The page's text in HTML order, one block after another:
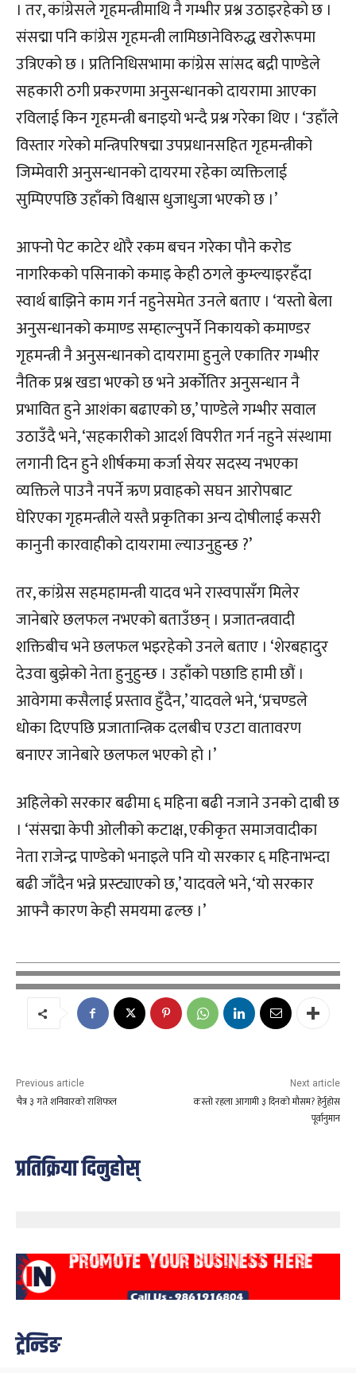
। तर, कांग्रेसले गृहमन्त्रीमाथि नै गम्भीर प्रश्न उठाइरहेको छ ।
संसद्मा पनि कांग्रेस गृहमन्त्री लामिछानेविरुद्ध खरोरूपमा
उत्रिएको छ । प्रतिनिधिसभामा कांग्रेस सांसद बद्री पाण्डेले
सहकारी ठगी प्रकरणमा अनुसन्धानको दायरामा आएका
रविलाई किन गृहमन्त्री बनाइयो भन्दै प्रश्न गरेका थिए । ‘उहाँले
विस्तार गरेको मन्त्रिपरिषद्मा उपप्रधानसहित गृहमन्त्रीको
जिम्मेवारी अनुसन्धानको दायरमा रहेका व्यक्तिलाई
सुम्पिएपछि उहाँको विश्वास धुजाधुजा भएको छ ।’
आफ्नो पेट काटेर थोरै रकम बचन गरेका पौने करोड
नागरिकको पसिनाको कमाइ केही ठगले कुम्ल्याइरहँदा
स्वार्थ बाझिने काम गर्न नहुनेसमेत उनले बताए । ‘यस्तो बेला
अनुसन्धानको कमाण्ड सम्हाल्नुपर्ने निकायको कमाण्डर
गृहमन्त्री नै अनुसन्धानको दायरामा हुनुले एकातिर गम्भीर
नैतिक प्रश्न खडा भएको छ भने अर्कोतिर अनुसन्धान नै
प्रभावित हुने आशंका बढाएको छ,’ पाण्डेले गम्भीर सवाल
उठाउँदै भने, ‘सहकारीको आदर्श विपरीत गर्न नहुने संस्थामा
लगानी दिन हुने शीर्षकमा कर्जा सेयर सदस्य नभएका
व्यक्तिले पाउनै नपर्ने ऋण प्रवाहको सघन आरोपबाट
घेरिएका गृहमन्त्रीले यस्तै प्रकृतिका अन्य दोषीलाई कसरी
कानुनी कारवाहीको दायरामा ल्याउनुहुन्छ ?’
तर, कांग्रेस सहमहामन्त्री यादव भने रास्वपासँग मिलेर
जानेबारे छलफल नभएको बताउँछन् । प्रजातन्त्रवादी
शक्तिबीच भने छलफल भइरहेको उनले बताए । ‘शेरबहादुर
देउवा बुझेको नेता हुनुहुन्छ । उहाँको पछाडि हामी छौं ।
आवेगमा कसैलाई प्रस्ताव हुँदैन,’ यादवले भने, ‘प्रचण्डले
धोका दिएपछि प्रजातान्त्रिक दलबीच एउटा वातावरण
बनाएर जानेबारे छलफल भएको हो ।’
अहिलेको सरकार बढीमा ६ महिना बढी नजाने उनको दाबी छ
। ‘संसद्मा केपी ओलीको कटाक्ष, एकीकृत समाजवादीका
नेता राजेन्द्र पाण्डेको भनाइले पनि यो सरकार ६ महिनाभन्दा
बढी जाँदैन भन्ने प्रस्ट्याएको छ,’ यादवले भने, ‘यो सरकार
आफ्नै कारण केही समयमा ढल्छ ।’
Previous article
चैत्र ३ गते शनिवारको राशिफल
Next article
कस्तो रहला आगामी ३ दिनको मौसम? हेर्नुहोस
पूर्वानुमान
प्रतिक्रिया दिनुहोस्
ट्रेन्डिङ